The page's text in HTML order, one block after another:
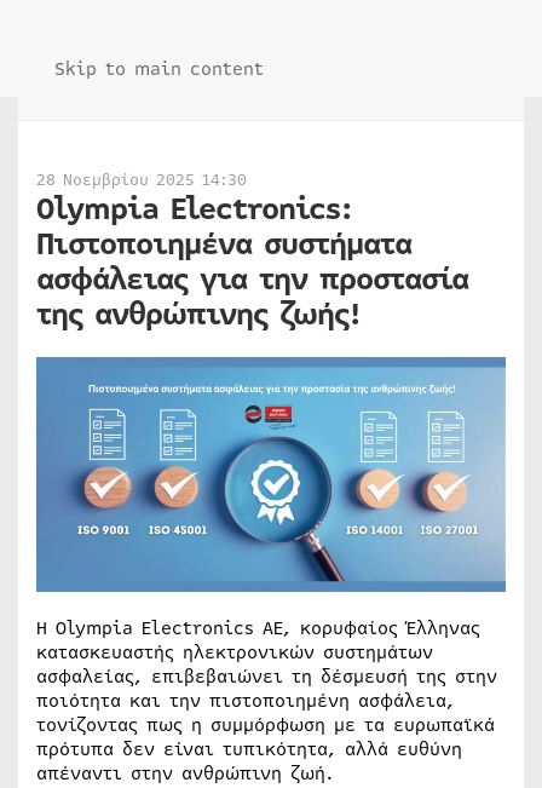
Skip to main content
28 Νοεμβρίου 2025 14:30
Olympia Electronics:
Πιστοποιημένα συστήματα
ασφάλειας για την προστασία
της ανθρώπινης ζωής!
Η Olympia Electronics AE, κορυφαίος Έλληνας
κατασκευαστής ηλεκτρονικών συστημάτων
ασφαλείας, επιβεβαιώνει τη δέσμευσή της στην
ποιότητα και την πιστοποιημένη ασφάλεια,
τονίζοντας πως η συμμόρφωση με τα ευρωπαϊκά
πρότυπα δεν είναι τυπικότητα, αλλά ευθύνη
απέναντι στην ανθρώπινη ζωή.